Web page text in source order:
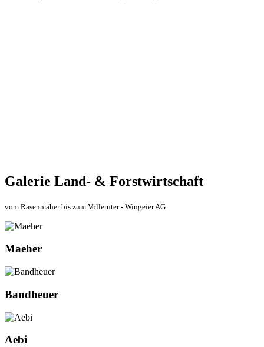
Galerie Land- & Forstwirtschaft
vom Rasenmäher bis zum Vollernter - Wingeier AG
Maeher
Bandheuer
Aebi